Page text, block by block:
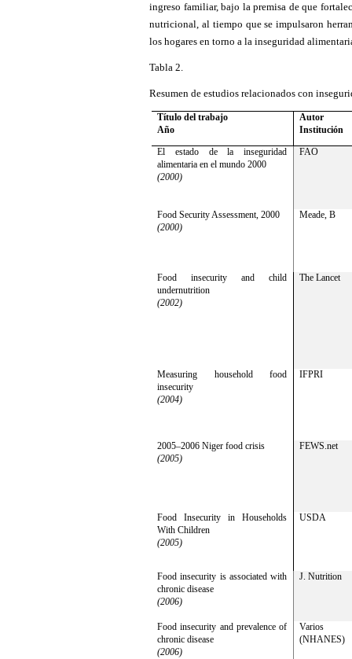
ingreso familiar, bajo la premisa de que
nutricional, al tiempo que se impulsaron
los hogares en torno a la inseguridad
Tabla 2.
Resumen de estudios relacionados con
Título del trabajo
Año
Autor
Institución
El estado de la inseguridad
alimentaria en el mundo 2000
(2000)
FAO
Food Security Assessment, 2000
(2000)
Meade, B
Food insecurity and child
undernutrition
(2002)
The Lancet
Measuring household food
insecurity
(2004)
IFPRI
2005–2006 Niger food crisis
(2005)
FEWS.net
Food Insecurity in Households
With Children
(2005)
USDA
Food insecurity is associated with
chronic disease
(2006)
J. Nutrition
Food insecurity and prevalence of
chronic disease
(2006)
Varios
(NHANES)